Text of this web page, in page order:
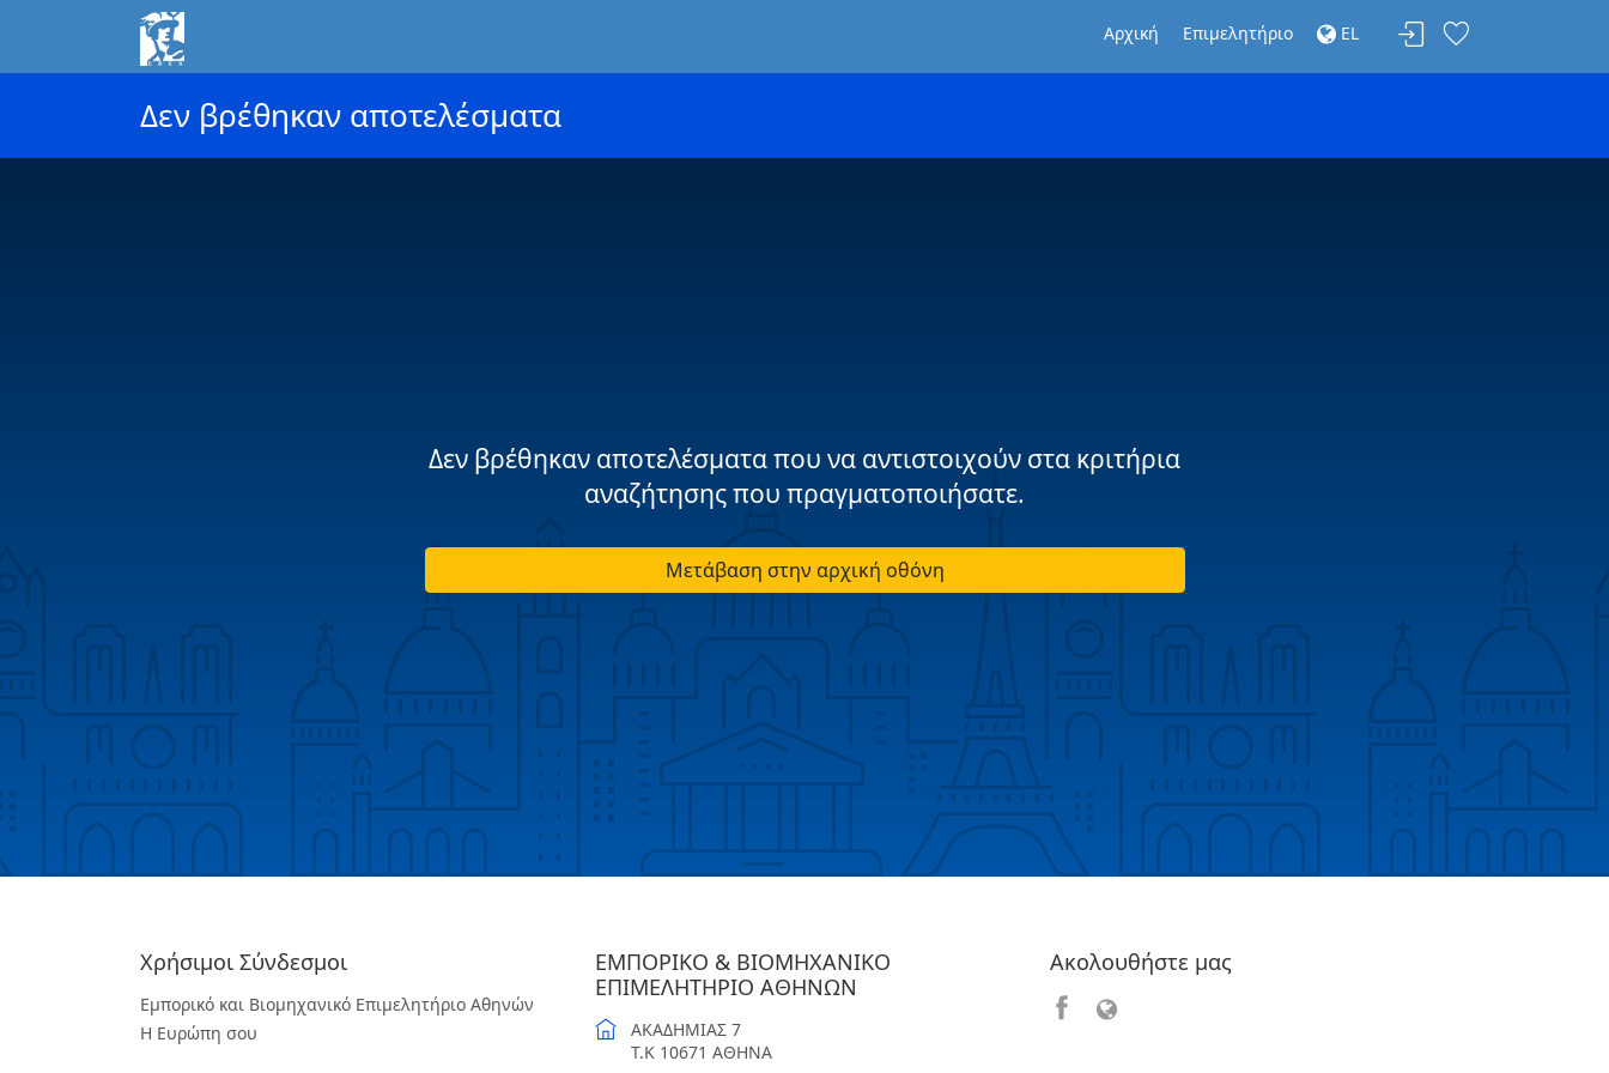
Αρχική Επιμελητήριο EL
Δεν βρέθηκαν αποτελέσματα
Δεν βρέθηκαν αποτελέσματα που να αντιστοιχούν στα κριτήρια
αναζήτησης που πραγματοποιήσατε.
Μετάβαση στην αρχική οθόνη
Χρήσιμοι Σύνδεσμοι
Εμπορικό και Βιομηχανικό Επιμελητήριο Αθηνών
Η Ευρώπη σου
ΕΜΠΟΡΙΚΟ & ΒΙΟΜΗΧΑΝΙΚΟ
ΕΠΙΜΕΛΗΤΗΡΙΟ ΑΘΗΝΩΝ
ΑΚΑΔΗΜΙΑΣ 7
T.K 10671 ΑΘΗΝΑ
Ακολουθήστε μας